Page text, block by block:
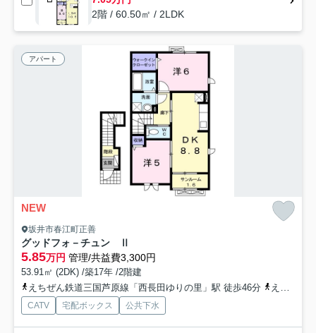
2階 / 60.50㎡ / 2LDK
アパート
NEW
坂井市春江町正善
グッドフォ－チュン Ⅱ
5.85万円 管理/共益費3,300円
53.91㎡ (2DK) /築17年 /2階建
えちぜん鉄道三国芦原線「西長田ゆりの里」駅 徒歩46分
えちぜん鉄道三国芦原線「西春江ハートピア」駅 徒歩47分
CATV 宅配ボックス 公共下水